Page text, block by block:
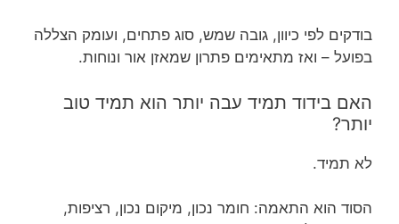
בודקים לפי כיוון, גובה שמש, סוג פתחים, ועומק הצללה
בפועל – ואז מתאימים פתרון שמאזן אור ונוחות.
האם בידוד תמיד עבה יותר הוא תמיד טוב
יותר?
לא תמיד.
הסוד הוא התאמה: חומר נכון, מיקום נכון, רציפות,